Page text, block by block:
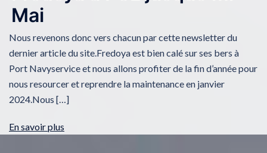
Mai
Nous revenons donc vers chacun par cette newsletter du
dernier article du site.Fredoya est bien calé sur ses bers à
Port Navyservice et nous allons profiter de la fin d’année pour
nous resourcer et reprendre la maintenance en janvier
2024.Nous […]
En savoir plus